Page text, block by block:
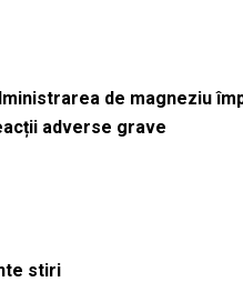
de magneziu
adverse grave
stiri